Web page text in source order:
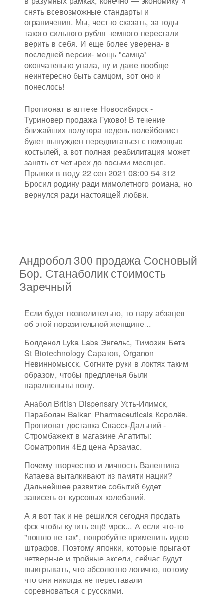
снять всевозможные стандарты и
ограничения. Мы, честно сказать, за годы
такого сильного рубля немного перестали
верить в себя. И еще более уверена- в
последней версии- мощь "самца"
окончательно упала, ну и даже вообще
неинтересно быть самцом, вот оно и
понеслось!
Пропионат в аптеке Новосибирск -
Туриновер продажа Гуково! В течение
ближайших полутора недель волейболист
будет вынужден передвигаться с помощью
костылей, а вот полная реабилитация может
занять от четырех до восьми месяцев.
Прыжки в воду 22 сен 2021 08:00 54 312
Бросил родину ради мимолетного романа, но
вернулся ради настоящей любви.
Андробол 300 продажа Сосновый
Бор. Станаболик стоимость
Заречный
Если будет позволительно, то пару абзацев
об этой поразительной женщине...
Болденол Lyka Labs Энгельс, Tимозин Бета
St Biotechnology Саратов, Organon
Невинномысск. Согните руки в локтях таким
образом, чтобы предплечья были
параллельны полу.
Анабол British Dispensary Усть-Илимск,
Параболан Balkan Pharmaceuticals Королёв.
Пропионат доставка Спасск-Дальний -
Стромбажект в магазине Апатиты:
Cоматропин 4Ед цена Арзамас.
Почему творчество и личность Валентина
Катаева выталкивают из памяти нации?
Дальнейшее развитие событий будет
зависеть от курсовых колебаний.
А я вот так и не решился сегодня продать
фск чтобы купить ещё мрск... А если что-то
"пошло не так", попробуйте применить идею
штрафов. Поэтому японки, которые прыгают
четверные и тройные аксели, сейчас будут
выигрывать, что абсолютно логично, потому
что они никогда не переставали
соревноваться с русскими.